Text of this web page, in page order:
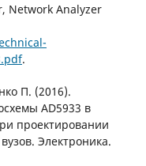
Network Analyzer
.
П. (2016).
AD5933 в
проектировании
Электроника.